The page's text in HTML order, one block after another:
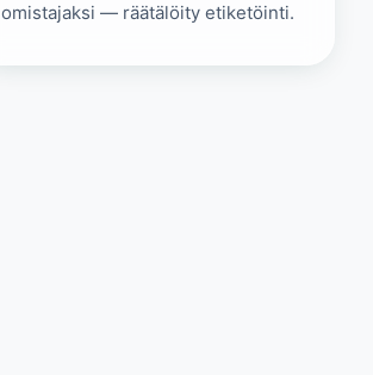
omistajaksi — räätälöity etiketöinti.